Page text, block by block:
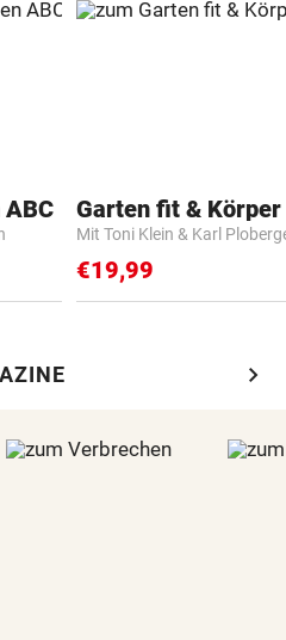
Garten fit &
Mit Toni Klein & Karl
€19,99
chevron_right